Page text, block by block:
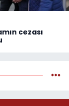
cezası